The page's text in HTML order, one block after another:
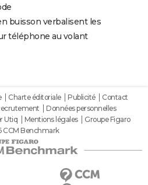
buisson verbalisent les
téléphone au volant
Charte éditoriale Publicité
Contact
Données personnelles
Utiq Mentions légales
Groupe Figaro
CCM Benchmark